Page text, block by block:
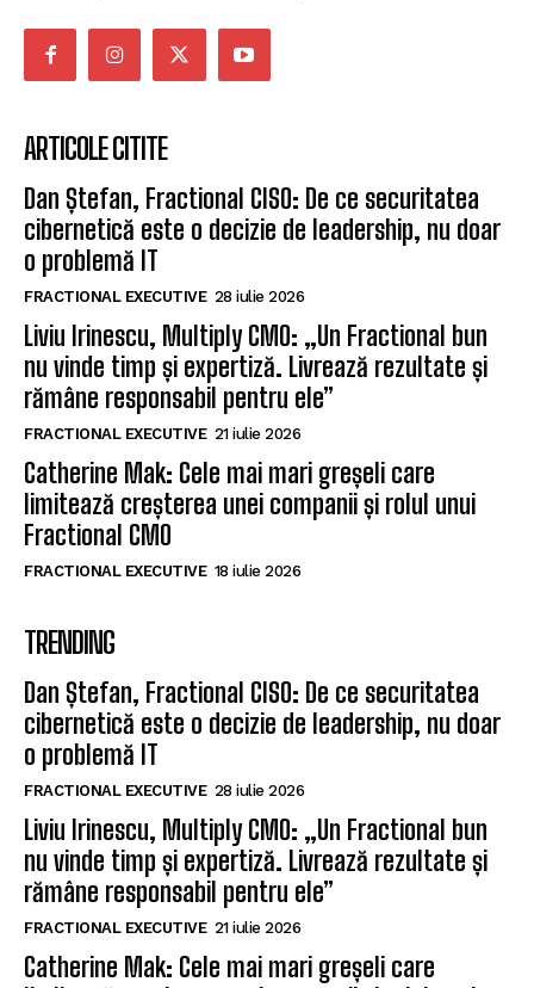
ARTICOLE CITITE
Dan Ștefan, Fractional CISO: De ce securitatea
cibernetică este o decizie de leadership, nu doar
o problemă IT
FRACTIONAL EXECUTIVE 28 iulie 2026
Liviu Irinescu, Multiply CMO: „Un Fractional bun
nu vinde timp și expertiză. Livrează rezultate și
rămâne responsabil pentru ele”
FRACTIONAL EXECUTIVE 21 iulie 2026
Catherine Mak: Cele mai mari greșeli care
limitează creșterea unei companii și rolul unui
Fractional CMO
FRACTIONAL EXECUTIVE 18 iulie 2026
TRENDING
Dan Ștefan, Fractional CISO: De ce securitatea
cibernetică este o decizie de leadership, nu doar
o problemă IT
FRACTIONAL EXECUTIVE 28 iulie 2026
Liviu Irinescu, Multiply CMO: „Un Fractional bun
nu vinde timp și expertiză. Livrează rezultate și
rămâne responsabil pentru ele”
FRACTIONAL EXECUTIVE 21 iulie 2026
Catherine Mak: Cele mai mari greșeli care